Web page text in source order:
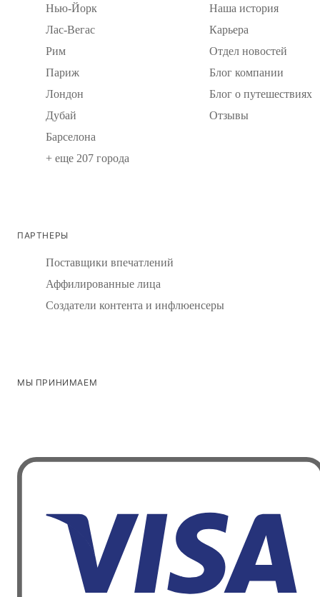
Нью-Йорк
Лас-Вегас
Рим
Париж
Лондон
Дубай
Барселона
+ еще 207 города
Наша история
Карьера
Отдел новостей
Блог компании
Блог о путешествиях
Отзывы
ПАРТНЕРЫ
Поставщики впечатлений
Аффилированные лица
Создатели контента и инфлюенсеры
МЫ ПРИНИМАЕМ